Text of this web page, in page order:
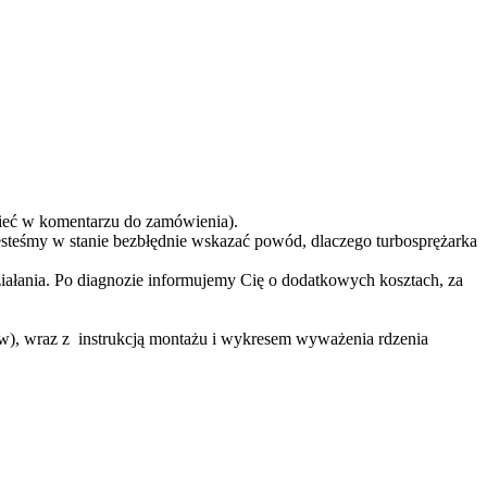
w komentarzu do zamówienia).
w stanie bezbłędnie wskazać powód, dlaczego turbosprężarka
Po diagnozie informujemy Cię o dodatkowych kosztach, za
wraz z instrukcją montażu i wykresem wyważenia rdzenia